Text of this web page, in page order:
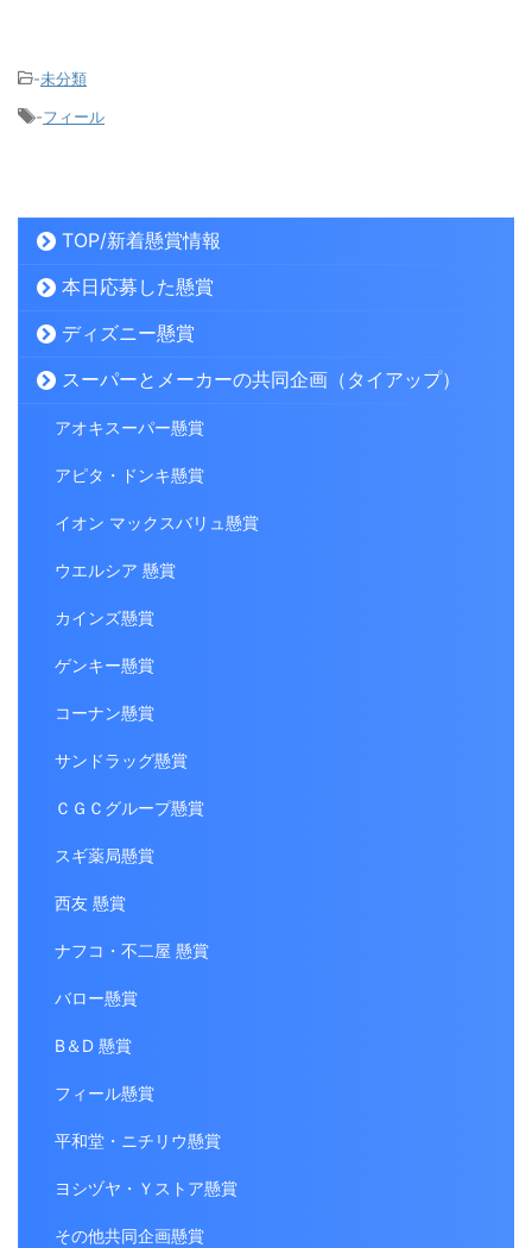
-未分類
-フィール
TOP/新着懸賞情報
本日応募した懸賞
ディズニー懸賞
スーパーとメーカーの共同企画（タイアップ）
アオキスーパー懸賞
アピタ・ドンキ懸賞
イオン マックスバリュ懸賞
ウエルシア 懸賞
カインズ懸賞
ゲンキー懸賞
コーナン懸賞
サンドラッグ懸賞
ＣＧＣグループ懸賞
スギ薬局懸賞
西友 懸賞
ナフコ・不二屋 懸賞
バロー懸賞
B＆D 懸賞
フィール懸賞
平和堂・ニチリウ懸賞
ヨシヅヤ・Ｙストア懸賞
その他共同企画懸賞